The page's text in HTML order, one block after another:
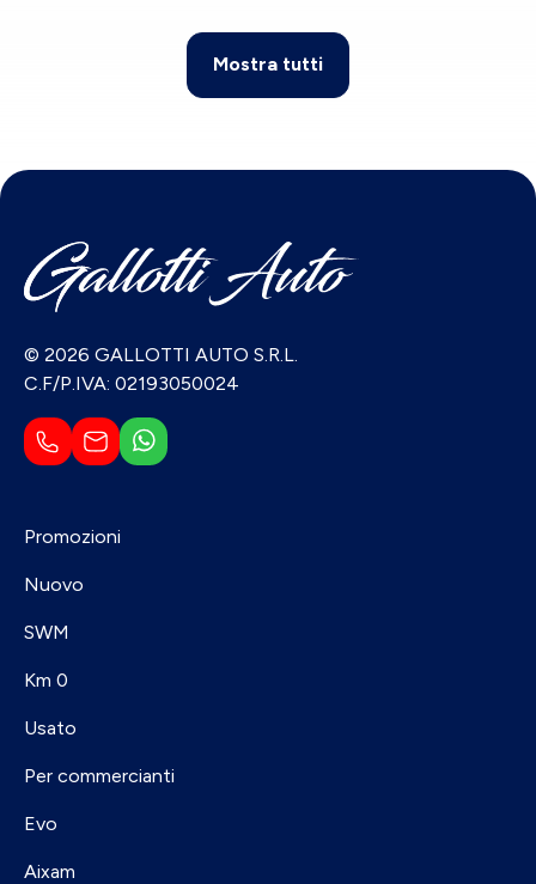
Mostra tutti
© 2026 GALLOTTI AUTO S.R.L.
C.F/P.IVA: 02193050024
Promozioni
Nuovo
SWM
Km 0
Usato
Per commercianti
Evo
Aixam